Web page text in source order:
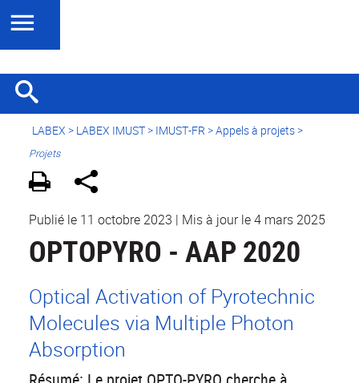
LABEX > LABEX IMUST> IMUST-FR > Appels à projets >
Projets
Publié le 11 octobre 2023 | Mis à jour le 4 mars 2025
OPTOPYRO - AAP 2020
Optical Activation of Pyrotechnic
Molecules via Multiple Photon
Absorption